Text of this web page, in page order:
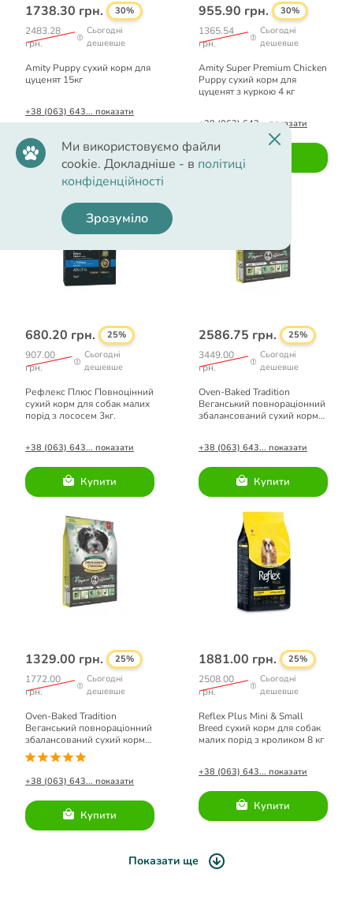
1738.30 грн. 30%
2483.28
грн.
Сьогодні
дешевше
Amity Puppy сухий корм для
цуценят 15кг
+38 (063) 643... показати
Купити
955.90 грн. 30%
1365.54
грн.
Сьогодні
дешевше
Amity Super Premium Chicken
Puppy сухий корм для
цуценят з куркою 4 кг
+38 (063) 643... показати
680.20 грн. 25%
907.00
грн.
Сьогодні
дешевше
Рефлекс Плюс Повноцінний
сухий корм для собак малих
порід з лососем 3кг.
+38 (063) 643... показати
Купити
2586.75 грн. 25%
3449.00
грн.
Сьогодні
дешевше
Oven-Baked Tradition
Веганський повнораціонний
збалансований сухий корм
+38 (063) 643... показати
Купити
1329.00 грн. 25%
1772.00
грн.
Сьогодні
дешевше
Oven-Baked Tradition
Веганський повнораціонний
збалансований сухий корм
для дорослих собак малих
порід.
+38 (063) 643... показати
Купити
1881.00 грн. 25%
2508.00
грн.
Сьогодні
дешевше
Reflex Plus Mini & Small
Breed сухий корм для собак
малих порід з кроликом 8 кг
+38 (063) 643... показати
Купити
Показати ще
Ми використовуємо файли
cookie. Докладніше - в політиці
конфіденційності
Зрозуміло